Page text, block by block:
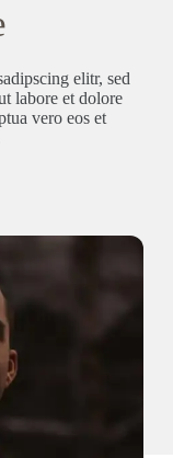
elitr, sed
labore et dolore
vero eos et